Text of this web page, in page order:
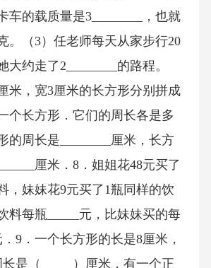
车的载质量是3________，也就
。（3）任老师每天从家步行20
大约走了2________的路程。
米，宽3厘米的长方形分别拼成
个长方形．它们的周长各是多
的周长是________厘米，长方
厘米．8．姐姐花48元买了
，妹妹花9元买了1瓶同样的饮
料每瓶_____元，比妹妹买的每
9．一个长方形的长是8厘米，
是（_____）厘米，有一个正